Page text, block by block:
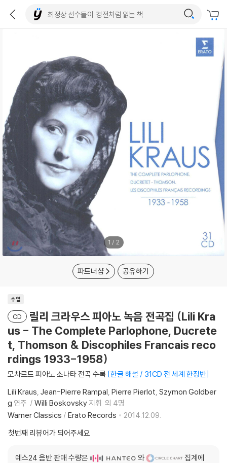
1 / 2
파트너샵 공유하기
수입
CD
릴리 크라우스 피아노 녹음 전곡집 (Lili Kra
us - The Complete Parlophone, Ducrete
t, Thomson & Discophiles Francais reco
rdings 1933-1958)
모차르트 피아노 소나타 전곡 수록 한글 해설 / 31CD 전 세계 한정반
Lili Kraus Jean-Pierre Rampal Pierre Pierlot Szymon Goldber
g 연주 Willi Boskovsky 지휘 외 4명
Warner Classics / Erato Records
2014.12.09.
첫번째 리뷰어가 되어주세요
예스24 음반 판매 수량은 와
집계에